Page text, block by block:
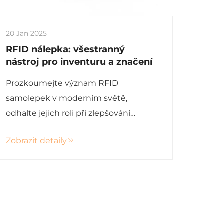
20 Jan 2025
RFID nálepka: všestranný
nástroj pro inventuru a značení
Prozkoumejte význam RFID
samolepek v moderním světě,
odhalte jejich roli při zlepšování
odvětvích a výhody a nevýhody jejich
Zobrazit detaily